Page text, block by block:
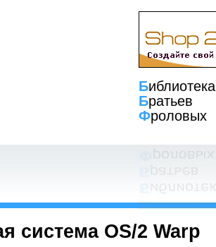
Библиотека
Братьев
Фроловых
система OS/2 Warp